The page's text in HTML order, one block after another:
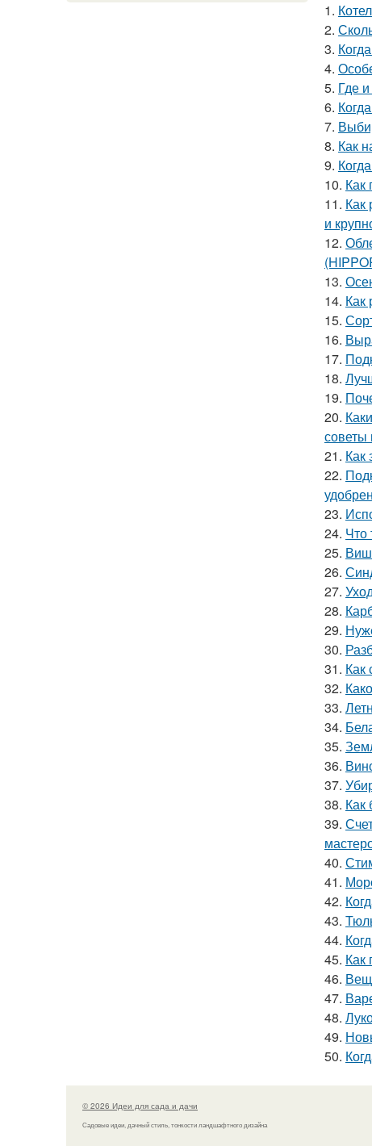
1.
2.
3.
4.
5. Где
6.
7.
8. Как
9.
10. Как
11. Как
и
12.
13.
14. Как
15.
16.
17.
18.
19.
20.
советы
21. Как
22.
23.
24. Что
25.
26.
27.
28.
29.
30.
31. Как
32.
33.
34.
35.
36.
37.
38. Как
39.
40.
41.
42.
43.
44.
45. Как
46.
47.
48.
49.
50.
© 2026 Идеи для сада и дачи
Садовые идеи, дачный стиль, тонкости ландшафтного дизайна